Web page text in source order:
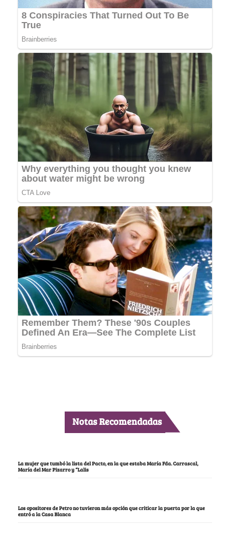
Notas Recomendadas
La mujer que tumbó la lista del Pacto, en la que estaba María Fda. Carrascal,
María del Mar Pizarro y “Lalis
Los opositores de Petro no tuvieron más opción que criticar la puerta por la que
entró a la Casa Blanca